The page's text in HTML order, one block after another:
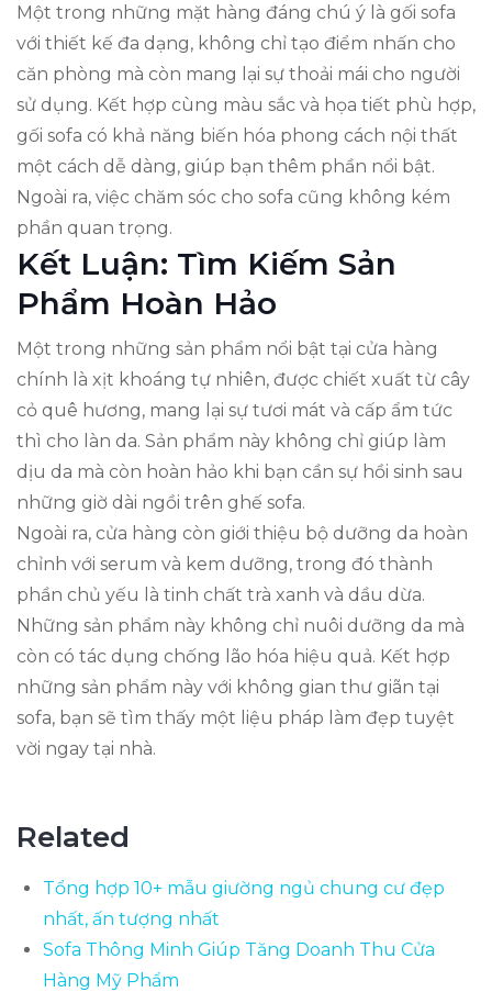
Một trong những mặt hàng đáng chú ý là gối sofa
với thiết kế đa dạng, không chỉ tạo điểm nhấn cho
căn phòng mà còn mang lại sự thoải mái cho người
sử dụng. Kết hợp cùng màu sắc và họa tiết phù hợp,
gối sofa có khả năng biến hóa phong cách nội thất
một cách dễ dàng, giúp bạn thêm phần nổi bật.
Ngoài ra, việc chăm sóc cho sofa cũng không kém
phần quan trọng.
Kết Luận: Tìm Kiếm Sản
Phẩm Hoàn Hảo
Một trong những sản phẩm nổi bật tại cửa hàng
chính là xịt khoáng tự nhiên, được chiết xuất từ cây
cỏ quê hương, mang lại sự tươi mát và cấp ẩm tức
thì cho làn da. Sản phẩm này không chỉ giúp làm
dịu da mà còn hoàn hảo khi bạn cần sự hồi sinh sau
những giờ dài ngồi trên ghế sofa.
Ngoài ra, cửa hàng còn giới thiệu bộ dưỡng da hoàn
chỉnh với serum và kem dưỡng, trong đó thành
phần chủ yếu là tinh chất trà xanh và dầu dừa.
Những sản phẩm này không chỉ nuôi dưỡng da mà
còn có tác dụng chống lão hóa hiệu quả. Kết hợp
những sản phẩm này với không gian thư giãn tại
sofa, bạn sẽ tìm thấy một liệu pháp làm đẹp tuyệt
vời ngay tại nhà.
Related
Tổng hợp 10+ mẫu giường ngủ chung cư đẹp
nhất, ấn tượng nhất
Sofa Thông Minh Giúp Tăng Doanh Thu Cửa
Hàng Mỹ Phẩm